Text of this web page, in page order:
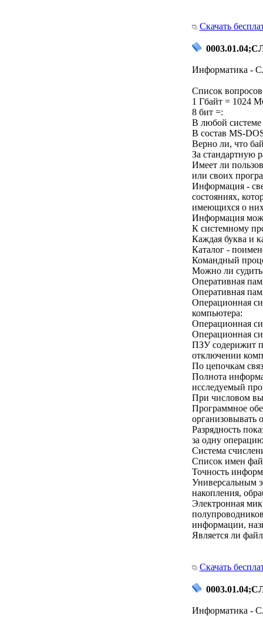
Скачать
Информатика -
Список вопросов
1 Гбайт = 1024
8 бит =:
В любой системе
В состав MS-
Верно ли, что
За стандартную
Имеет ли
или своих
Информация -
состояниях,
имеющихся о
Информация
К системному
Каждая буква и
Каталог -
Командный
Можно ли
Оперативная
Оперативная
Операционная
компьютера:
Операционная
Операционная
ПЗУ содерижит
отключении
По цепочкам
Полнота
исследуемый
При числовом
Программное
организовывать
Разрядность
за одну
Система
Список имен
Точность
Универсальным
накопления,
Электронная
информации,
Является ли
Скачать
Информатика -